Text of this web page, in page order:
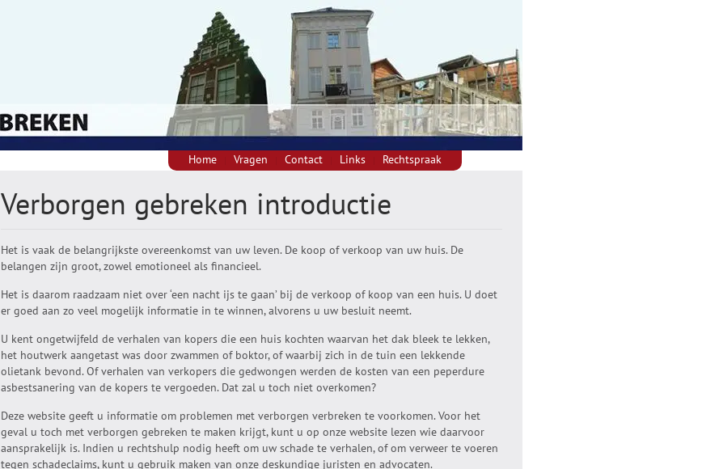
Home Vragen Contact Links Rechtspraak
Verborgen gebreken introductie
Het is vaak de belangrijkste overeenkomst van uw leven. De koop of verkoop van uw huis. De
belangen zijn groot, zowel emotioneel als financieel.
Het is daarom raadzaam niet over ‘een nacht ijs te gaan’ bij de verkoop of koop van een huis. U doet
er goed aan zo veel mogelijk informatie in te winnen, alvorens u uw besluit neemt.
U kent ongetwijfeld de verhalen van kopers die een huis kochten waarvan het dak bleek te lekken,
het houtwerk aangetast was door zwammen of boktor, of waarbij zich in de tuin een lekkende
olietank bevond. Of verhalen van verkopers die gedwongen werden de kosten van een peperdure
asbestsanering van de kopers te vergoeden. Dat zal u toch niet overkomen?
Deze website geeft u informatie om problemen met verborgen verbreken te voorkomen. Voor het
geval u toch met verborgen gebreken te maken krijgt, kunt u op onze website lezen wie daarvoor
aansprakelijk is. Indien u rechtshulp nodig heeft om uw schade te verhalen, of om verweer te voeren
tegen schadeclaims, kunt u gebruik maken van onze deskundige juristen en advocaten.